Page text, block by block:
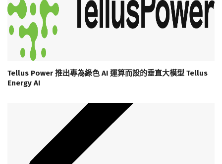
Tellus Power 推出專為綠色 AI 運算而設的垂直大模型 Tellus
Energy AI